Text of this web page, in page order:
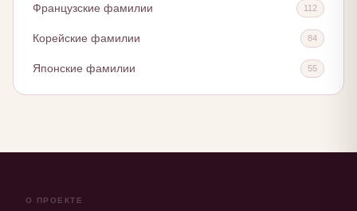
Французские фамилии 112
Корейские фамилии 84
Японские фамилии 55
О ПРОЕКТЕ